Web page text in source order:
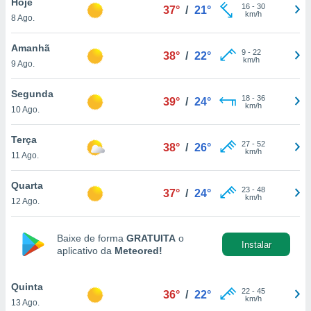
lhe
e
com
e
a
cookies
a
8 Ago.
37° / 21° 16- 30
km/h
Amanhã
9 Ago.
38° / 22° 9- 22
km/h
Segunda
10 Ago.
39° / 24° 18- 36
km/h
Terça
11 Ago.
38° / 26° 27- 52
km/h
Quarta
12 Ago.
37° / 24° 23- 48
km/h
Baixe de forma GRATUITA o
aplicativo da Meteored!
Instalar
Quinta
13 Ago.
36° / 22° 22- 45
km/h